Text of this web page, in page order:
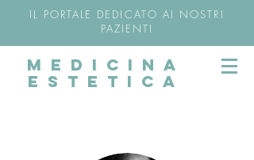
IL PORTALE DEDICATO AI NOSTRI
PAZIENTI
MEDICINA
ESTETICA